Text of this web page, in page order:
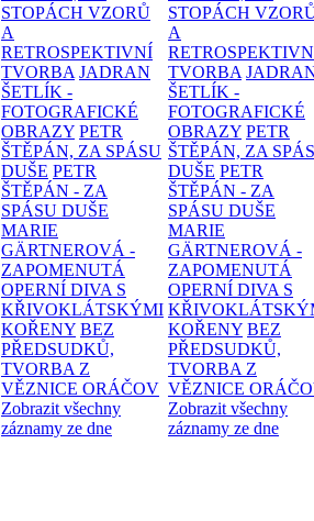
STOPÁCH VZORŮ
A
RETROSPEKTIVNÍ
TVORBA JADRAN
ŠETLÍK -
FOTOGRAFICKÉ
OBRAZY PETR
ŠTĚPÁN, ZA SPÁSU
DUŠE PETR
ŠTĚPÁN - ZA
SPÁSU DUŠE
MARIE
GÄRTNEROVÁ -
ZAPOMENUTÁ
OPERNÍ DIVA S
KŘIVOKLÁTSKÝMI
KOŘENY BEZ
PŘEDSUDKŮ,
TVORBA Z
VĚZNICE ORÁČOV
Zobrazit všechny
záznamy ze dne
STOPÁCH
A
TVORBA
ŠETLÍK -
FOTOGRAFICKÉ
OBRAZY PETR
ŠTĚPÁN, ZA
DUŠE PETR
ŠTĚPÁN - ZA
SPÁSU DUŠE
MARIE
GÄRTNEROVÁ -
ZAPOMENUTÁ
OPERNÍ DIVA S
KOŘENY BEZ
PŘEDSUDKŮ,
TVORBA Z
VĚZNICE
Zobrazit všechny
záznamy ze dne